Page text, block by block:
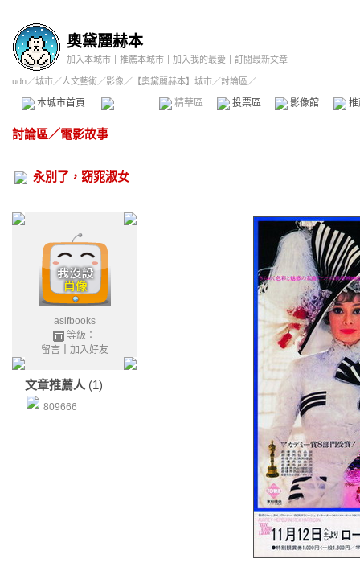
奧黛麗赫本
加入本城市 推薦本城市 加入我的最愛 訂閱最新文章
udn／城市／人文藝術／影像 ／ 【奧黛麗赫本】城市／討論區／
本城市首頁 精華區 投票區 影像館
討論區／電影故事
永別了，窈窕淑女
asifbooks
等級：
留言｜ 加入好友
文章推薦人 (1)
809666